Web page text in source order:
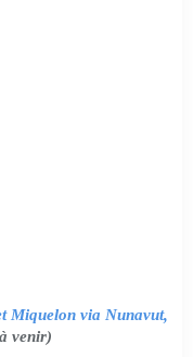
Miquelon via Nunavut,
venir)